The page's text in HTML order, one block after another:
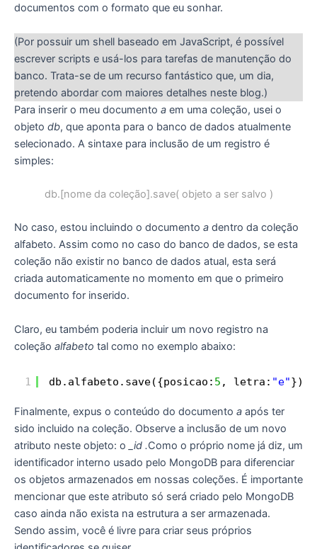
documentos com o formato que eu sonhar.
(Por possuir um shell baseado em JavaScript, é possível
escrever scripts e usá-los para tarefas de manutenção do
banco. Trata-se de um recurso fantástico que, um dia,
pretendo abordar com maiores detalhes neste blog.)
Para inserir o meu documento a em uma coleção, usei o
objeto db, que aponta para o banco de dados atualmente
selecionado. A sintaxe para inclusão de um registro é
simples:
db.[nome da coleção].save( objeto a ser salvo )
No caso, estou incluindo o documento a dentro da coleção
alfabeto. Assim como no caso do banco de dados, se esta
coleção não existir no banco de dados atual, esta será
criada automaticamente no momento em que o primeiro
documento for inserido.
Claro, eu também poderia incluir um novo registro na
coleção alfabeto tal como no exemplo abaixo:
1 db.alfabeto.save({posicao: 5 , letra: "e"})
Finalmente, expus o conteúdo do documento a após ter
sido incluido na coleção. Observe a inclusão de um novo
atributo neste objeto: o
_id .Como o próprio nome já diz, um
identificador interno usado pelo MongoDB para diferenciar
os objetos armazenados em nossas coleções. É importante
mencionar que este atributo só será criado pelo MongoDB
caso ainda não exista na estrutura a ser armazenada.
Sendo assim, você é livre para criar seus próprios